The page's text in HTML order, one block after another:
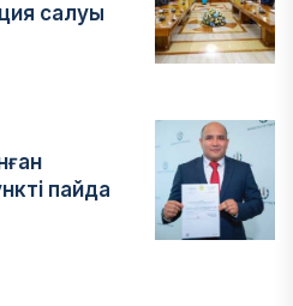
салуы
пайда